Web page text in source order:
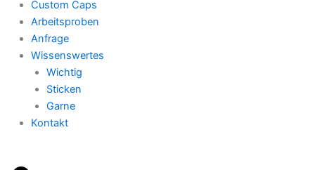
Custom Caps
Arbeitsproben
Anfrage
Wissenswertes
Wichtig
Sticken
Garne
Kontakt